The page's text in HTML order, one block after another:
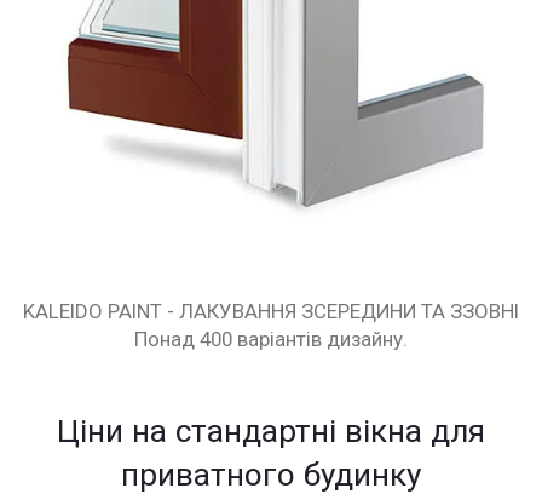
KALEIDO PAINT - ЛАКУВАННЯ ЗСЕРЕДИНИ ТА ЗЗОВНІ
Понад 400 варіантів дизайну.
Ціни на стандартні вікна для
приватного будинку